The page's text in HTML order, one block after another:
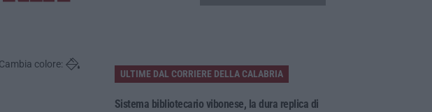
Cambia colore:
ULTIME DAL CORRIERE DELLA CALABRIA
Sistema bibliotecario vibonese, la dura replica di